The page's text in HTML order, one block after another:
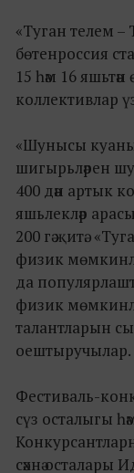
«Туган телем
бөтенроссия
15 һәм 16 яшьтән
коллективлар
«Шунысы
шигырьләрен
400 дән артык
яшьлекләр
200 гә җитә.
физик
да
физик
талантларын
оештыручылар.
Фестиваль-
сүз осталыгы
сәхнә осталары